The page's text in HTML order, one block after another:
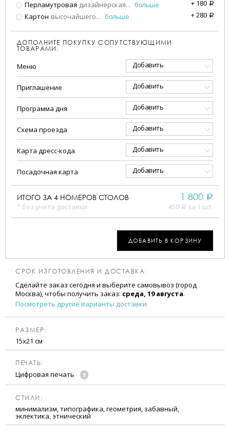
Перламутровая дизайнерская... больше + 180 a
Картон высочайшего... больше +280 a
ДОПОЛНИТЕ ПОКУПКУ СОПУТСТВУЮЩИМИ
ТОВАРАМИ:
Меню Добавить
Приглашение Добавить
Программа дня Добавить
Схема проезда Добавить
Карта дресс-кода Добавить
Посадочная карта Добавить
ИТОГО ЗА 4 НОМЕРОВ СТОЛОВ
* без учета доставки
1 800 a
450 a за 1 шт.
ДОБАВИТЬ В КОРЗИНУ
СРОК ИЗГОТОВЛЕНИЯ И ДОСТАВКА:
Сделайте заказ сегодня и выберите самовывоз (город
Москва), чтобы получить заказ: среда, 19 августа.
Посмотреть другие варианты доставки
РАЗМЕР:
15х21 см
ПЕЧАТЬ:
Цифровая печать
CТИЛИ:
минимализм, типографика, геометрия, забавный,
эклектика, этнический